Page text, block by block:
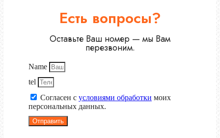
Есть вопросы?
Оставьте Ваш номер — мы Вам
перезвоним.
Name
tel
Согласен с условиями обработки моих
персональных данных.
Отправить